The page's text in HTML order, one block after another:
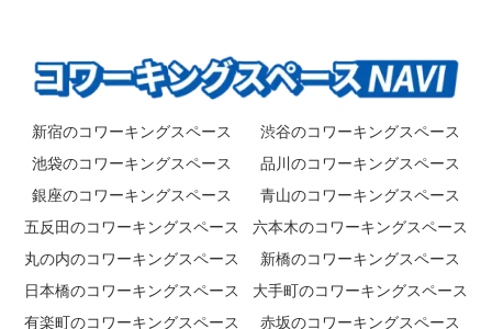
新宿のコワーキングスペース
渋谷のコワーキングスペース
池袋のコワーキングスペース
品川のコワーキングスペース
銀座のコワーキングスペース
青山のコワーキングスペース
五反田のコワーキングスペース
六本木のコワーキングスペース
丸の内のコワーキングスペース
新橋のコワーキングスペース
日本橋のコワーキングスペース
大手町のコワーキングスペース
有楽町のコワーキングスペース
赤坂のコワーキングスペース